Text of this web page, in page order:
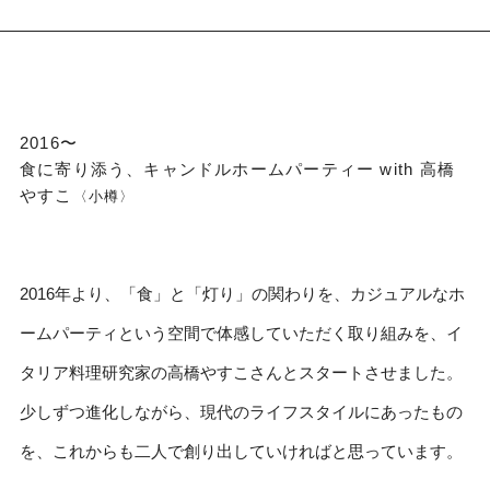
2016〜
食に寄り添う、キャンドルホームパーティー with 高橋
やすこ
〈小樽〉
2016年より、「食」と「灯り」の関わりを、カジュアルなホ
ームパーティという空間で体感していただく取り組みを、イ
タリア料理研究家の高橋やすこさんとスタートさせました。
少しずつ進化しながら、現代のライフスタイルにあったもの
を、これからも二人で創り出していければと思っています。